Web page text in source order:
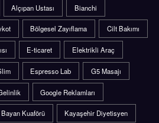
Alçıpan Ustası Bianchi
Bölgesel Zayıflama Cilt Bakımı
E-ticaret Elektrikli Araç
Espresso Lab G5 Masajı
Google Reklamları
Kuaförü Kayaşehir Diyetisyen